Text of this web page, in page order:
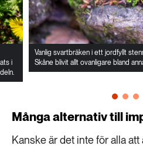
i
Vanlig svartbräken i ett jordfyllt
Skåne blivit allt ovanligare bland
Många alternativ till
Kanske är det inte för alla